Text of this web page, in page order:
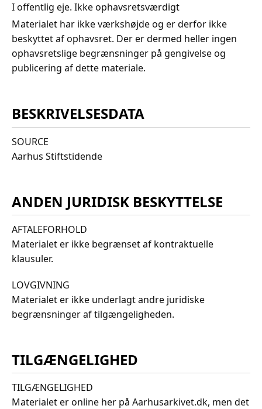
I offentlig eje. Ikke ophavsretsværdigt
Materialet har ikke værkshøjde og er derfor ikke
beskyttet af ophavsret. Der er dermed heller ingen
ophavsretslige begrænsninger på gengivelse og
publicering af dette materiale.
BESKRIVELSESDATA
SOURCE
Aarhus Stiftstidende
ANDEN JURIDISK BESKYTTELSE
AFTALEFORHOLD
Materialet er ikke begrænset af kontraktuelle
klausuler.
LOVGIVNING
Materialet er ikke underlagt andre juridiske
begrænsninger af tilgængeligheden.
TILGÆNGELIGHED
TILGÆNGELIGHED
Materialet er online her på Aarhusarkivet.dk, men det